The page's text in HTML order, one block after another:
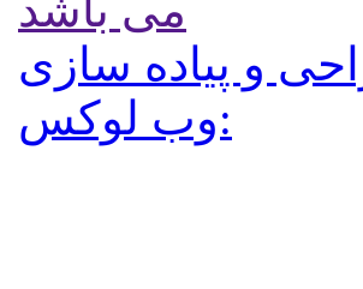
و پیاده سازی
:وب لوکس